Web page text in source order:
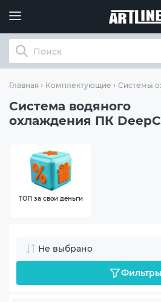
Главная Комплектующие Системы
Система водяного
охлаждения ПК
ТОП за свои деньги
Не выбрано
Фильтры